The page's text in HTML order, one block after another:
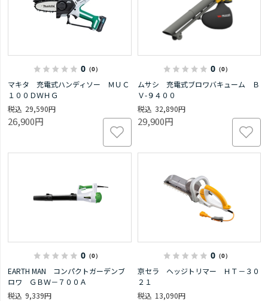
0 （0）
マキタ 充電式ハンディソー ＭＵＣ
１００ＤＷＨＧ
29,590円
26,900円
0（0）
ムサシ 充電式ブロワバキューム Ｂ
Ｖ-９４００
32,890円
29,900円
0 （0）
EARTH MAN コンパクトガーデンブ
ロワ ＧＢＷ－７００Ａ
9,339円
0（0）
京セラ ヘッジトリマー ＨＴ－３０
２１
13,090円